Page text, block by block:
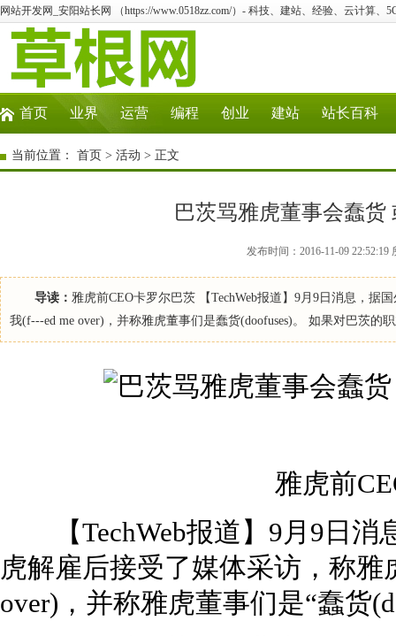
网站开发网_安阳站长网 （https://www.0518zz.com/）- 科技、建站、经验、云计算、
首页 业界 运营 编程 创业 建站 站长百科
当前位置： 首页 > 活动 > 正文
巴茨骂雅虎董事会蠢货
发布时间：2016-11-09
导读： 雅虎前CEO卡罗尔巴茨 【TechWeb报道】9月9日消息，
我(f---ed me over)，并称雅虎董事们是蠢货(doofuses)。 如果对巴茨
雅虎前
【TechWeb报道】9月9日消
虎解雇后接受了媒体采访，称雅
over)，并称雅虎董事们是“蠢货